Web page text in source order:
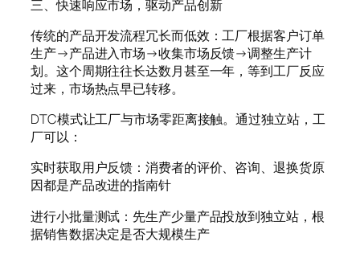
三、快速响应市场，驱动产品创新
传统的产品开发流程冗长而低效：工厂根据客户订单
生产→产品进入市场→收集市场反馈→调整生产计
划。这个周期往往长达数月甚至一年，等到工厂反应
过来，市场热点早已转移。
DTC模式让工厂与市场零距离接触。通过独立站，工
厂可以：
实时获取用户反馈：消费者的评价、咨询、退换货原
因都是产品改进的指南针
进行小批量测试：先生产少量产品投放到独立站，根
据销售数据决定是否大规模生产